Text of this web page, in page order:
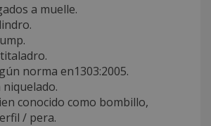
a muelle.
norma en1303:2005.
conocido como bombillo,
/ pera.